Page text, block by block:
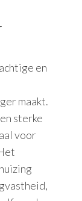
en
maakt.
sterke
voor